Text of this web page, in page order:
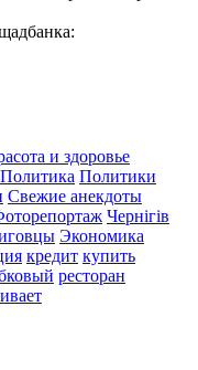
и здоровье
Политика Политики
Свежие анекдоты
Чернігів
Экономика
кредит купить
ресторан